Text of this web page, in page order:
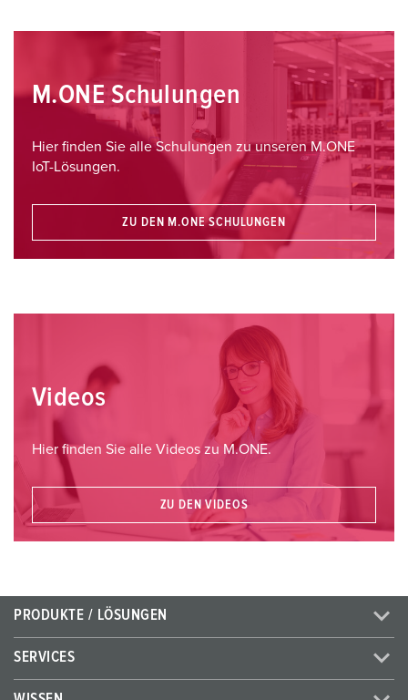
M.ONE Schulungen
Hier finden Sie alle Schulungen zu unseren M.ONE
IoT-Lösungen.
ZU DEN M.ONE SCHULUNGEN
Videos
Hier finden Sie alle Videos zu M.ONE.
ZU DEN VIDEOS
PRODUKTE / LÖSUNGEN
SERVICES